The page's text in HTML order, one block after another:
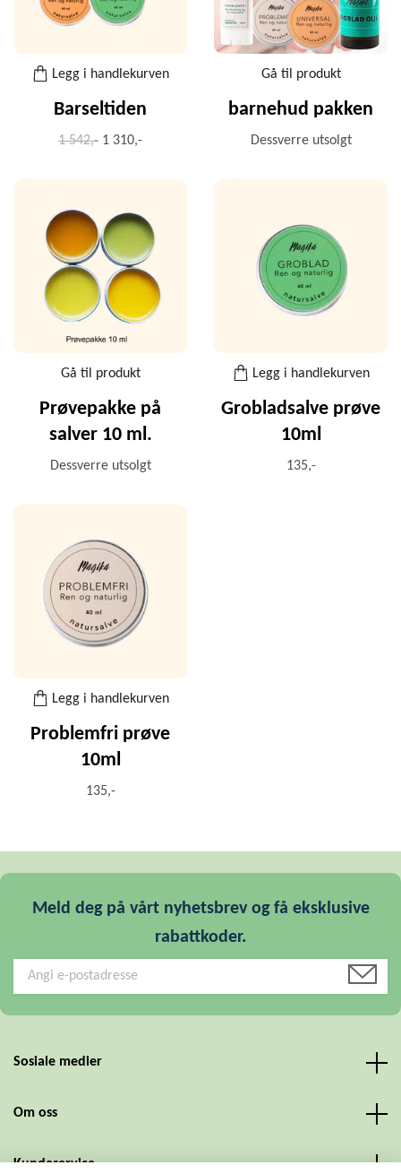
Legg i handlekurven
Barseltiden
1 542,- 1 310,-
Gå til produkt
barnehud pakken
Dessverre utsolgt
Gå til produkt
Prøvepakke på
salver 10 ml.
Dessverre utsolgt
Legg i handlekurven
Grobladsalve prøve
10ml
135,-
Legg i handlekurven
Problemfri prøve
10ml
135,-
Meld deg på vårt nyhetsbrev og få eksklusive
rabattkoder.
Sosiale medier
Om oss
Kundeservice